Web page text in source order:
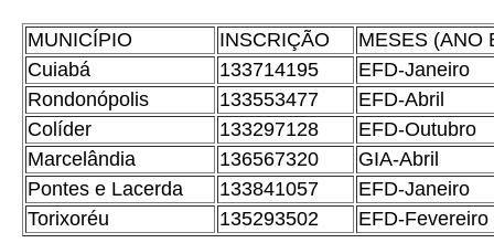
MUNICÍPIO INSCRIÇÃO
MESES (ANO
Cuiabá
133714195
EFD-Janeiro
Rondonópolis
133553477
EFD-Abril
Colíder
133297128
EFD-Outubro
Marcelândia
136567320
GIA-Abril
Pontes e Lacerda
133841057
EFD-Janeiro
Torixoréu
135293502 EFD-Fevereiro